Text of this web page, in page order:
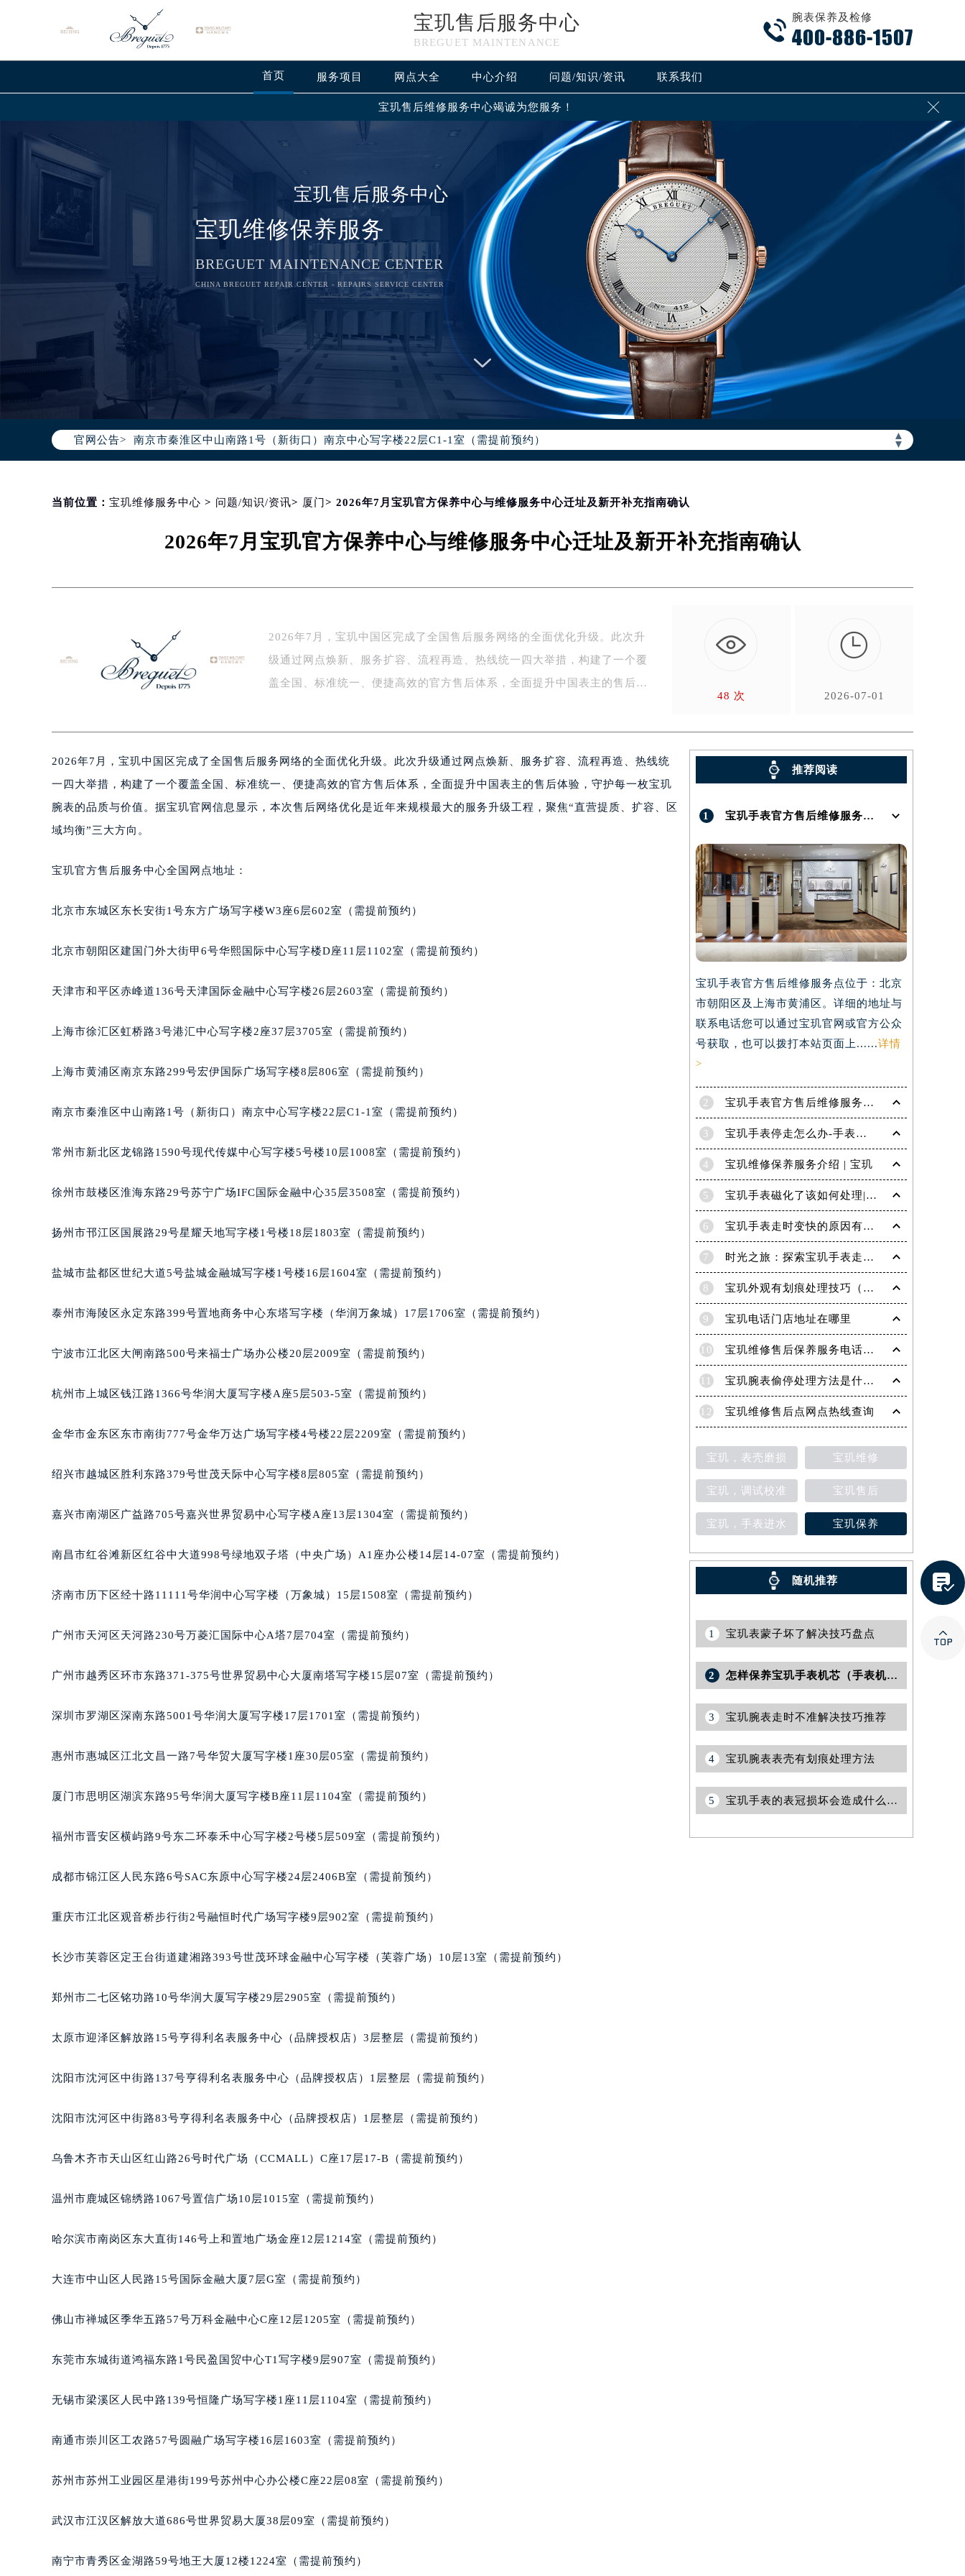
宝玑售后服务中心
BREGUET MAINTENANCE

腕表保养及检修
400-886-1507
首页 服务项目 网点大全 中心介绍 问题/知识/资讯 联系我们
宝玑售后维修服务中心竭诚为您服务！ 
宝玑售后服务中心
宝玑维修保养服务
BREGUET MAINTENANCE CENTER
CHINA BREGUET REPAIR CENTER - REPAIRS SERVICE CENTER
官网公告> ▲
▼
2026年8月宝玑中国区售后服务网络优化升级公告
2026年8月宝玑全国官方售后客户服务热线：400-886-1507
宝玑官方全国统一服务热线400-886-1507，服务覆盖中国大陆、香港、澳门、台湾全部区域（非大陆需加拨“+86”）
2026年8月宝玑售后服务中心最新网点地址：
北京市朝阳区建国门外大街甲6号华熙国际中心写字楼D座11层1102室（北京总部）（需提前预约）
北京市东城区东长安街1号东方广场写字楼W3座6层602室（需提前预约）
天津市和平区赤峰道136号天津国际金融中心写字楼26层2603室（需提前预约）
上海市徐汇区虹桥路3号港汇中心写字楼2座37层3705室（需提前预约）
上海市黄浦区南京东路299号宏伊国际广场写字楼8层806室（需提前预约）
南京市秦淮区中山南路1号（新街口）南京中心写字楼22层C1-1室（需提前预约）
常州市新北区龙锦路1590号现代传媒中心写字楼5号楼10层1008室（需提前预约）
扬州市邗江区国展路29号星耀天地写字楼1号楼18层1803室（需提前预约）
泰州市海陵区永定东路399号置地商务中心东塔写字楼（华润万象城）17层1706室（需提前预约）
嘉兴市南湖区广益路705号嘉兴世界贸易中心写字楼A座13层1304室（需提前预约）
南昌市红谷滩新区红谷中大道998号绿地双子塔（中央广场）A1座办公楼14层07室（需提前预约）
济南市历下区经十路11111号华润中心写字楼（万象城）15层1508室（需提前预约）
惠州市惠城区江北文昌一路7号华贸大厦写字楼1座30层05室（需提前预约）
厦门市思明区湖滨东路95号华润大厦写字楼B座11层1104室（需提前预约）
福州市鼓楼区五四路128-1号恒力城写字楼15层03室（需提前预约）
长沙市芙蓉区定王台街道建湘路393号世茂环球金融中心写字楼（芙蓉广场）10层13室（需提前预约）
太原市迎泽区解放路15号亨得利名表服务中心（品牌授权店）3层整层（需提前预约）
沈阳市沈河区中街路83号亨得利名表服务中心（品牌授权店）1层整层（需提前预约）
温州市鹿城区锦绣路1067号置信广场10层1015室（需提前预约）
大连市中山区人民路15号国际金融大厦7层G室（需提前预约）
东莞市东城街道鸿福东路1号民盈国贸中心T1写字楼9层907室（需提前预约）
南通市崇川区工农路57号圆融广场写字楼16层1603室（需提前预约）
武汉市江汉区解放大道686号世界贸易大厦38层09室（需提前预约）
合肥市蜀山区潜山路111号万象城华润大厦B座12楼03室（需提前预约）
青岛市南区山东路6号华润大厦B座22层04室（需提前预约）
长春市朝阳区西安大路727号中银大厦A座(旺进大厦)18层09室（需提前预约）
昆明市盘龙区北京路928号同德昆明广场写字楼10层06室（需提前预约）
西安市碑林区南关正街88号华侨城长安国际中心E座6楼10室（需提前预约）
唐山市路南区新华东道100号万达广场写字楼A座10层1002室（需提前预约）
内蒙古自治区呼和浩特市玉泉区大学西街70号华润万象城写字楼（鄂尔多斯大厦）23层2326室（需提前预约）
重庆市解放碑渝中区民权路28号英利国际金融中心写字楼20层01室（需提前预约）
黑龙江省鹤岗市向阳区红军路宝玑售后服务中心（需提前预约）
黑龙江省鸡西市鸡冠区红军路宝玑售后服务中心（需提前预约）
黑龙江省牡丹江市东安区太平路宝玑售后服务中心（需提前预约）
黑龙江省齐齐哈尔市龙沙区龙华路宝玑售后服务中心（需提前预约）
黑龙江省绥化市北林区新华街与康庄路交叉口宝玑售后服务中心（需提前预约）
吉林省白城市洮北区明仁南街宝玑售后服务中心（需提前预约）
吉林省吉林市船营区河南街宝玑售后服务中心（需提前预约）
吉林省梅河口市新华街道梅河大街宝玑售后服务中心（需提前预约）
吉林省松原市宁江区五环大街宝玑售后服务中心（需提前预约）
吉林省延边市延吉市解放路宝玑售后服务中心（需提前预约）
辽宁省本溪市平山区胜利路宝玑售后服务中心（需提前预约）
辽宁省丹东市振兴区七经街宝玑售后服务中心（需提前预约）
辽宁省阜新市海州区解放大街宝玑售后服务中心（需提前预约）
辽宁省锦州市古塔区中央大街宝玑售后服务中心（需提前预约）
辽宁省盘锦市兴隆台区石油大街宝玑售后服务中心（需提前预约）
辽宁省营口市站前区市府路与渤海大街交叉口宝玑售后服务中心（需提前预约）
辽宁省沈阳市沈河区中街路83号亨得利名表维修授权店1楼宝玑售后服务中心（需提前预约）
北京市东城区东长安街1号王府井东方广场W3座6层602室宝玑售后服务中心（需提前预约）
内蒙古自治区阿拉善盟市左旗土尔扈特大街宝玑售后服务中心（需提前预约）
内蒙古自治区包头市青山区幸福路甲3号王府井百货名表维修宝玑售后服务中心（需提前预约）
内蒙古自治区鄂尔多斯市东胜区伊金霍洛街宝玑售后服务中心（需提前预约）
内蒙古自治区通辽市科尔沁区明仁大街宝玑售后服务中心（需提前预约）
内蒙古自治区乌兰察布市集宁区恩和大街宝玑售后服务中心（需提前预约）
内蒙古自治区兴安盟市乌兰浩特市兴安大街宝玑售后服务中心（需提前预约）
山西省晋城市城区黄华街宝玑售后服务中心（需提前预约）
山西省临汾市尧都区解放路宝玑售后服务中心（需提前预约）
山西省朔州市朔城区怡西路与鄯阳西街交汇处宝玑售后服务中心（需提前预约）
当前位置： 宝玑维修服务中心 > 问题/知识/资讯> 厦门 > 2026年7月宝玑官方保养中心与维修服务中心迁址及新开补充指南确认
2026年7月宝玑官方保养中心与维修服务中心迁址及新开补充指南确认
2026年7月，宝玑中国区完成了全国售后服务网络的全面优化升级。此次升
级通过网点焕新、服务扩容、流程再造、热线统一四大举措，构建了一个覆
盖全国、标准统一、便捷高效的官方售后体系，全面提升中国表主的售后体
48 次

2026-07-01
2026年7月，宝玑中国区完成了全国售后服务网络的全面优化升级。此次升级通过网点焕新、服务扩容、流程再造、热线统
一四大举措，构建了一个覆盖全国、标准统一、便捷高效的官方售后体系，全面提升中国表主的售后体验，守护每一枚宝玑
腕表的品质与价值。据宝玑官网信息显示，本次售后网络优化是近年来规模最大的服务升级工程，聚焦“直营提质、扩容、区
域均衡”三大方向。
宝玑官方售后服务中心全国网点地址：
北京市东城区东长安街1号东方广场写字楼W3座6层602室（需提前预约）
北京市朝阳区建国门外大街甲6号华熙国际中心写字楼D座11层1102室（需提前预约）
天津市和平区赤峰道136号天津国际金融中心写字楼26层2603室（需提前预约）
上海市徐汇区虹桥路3号港汇中心写字楼2座37层3705室（需提前预约）
上海市黄浦区南京东路299号宏伊国际广场写字楼8层806室（需提前预约）
南京市秦淮区中山南路1号（新街口）南京中心写字楼22层C1-1室（需提前预约）
常州市新北区龙锦路1590号现代传媒中心写字楼5号楼10层1008室（需提前预约）
徐州市鼓楼区淮海东路29号苏宁广场IFC国际金融中心35层3508室（需提前预约）
扬州市邗江区国展路29号星耀天地写字楼1号楼18层1803室（需提前预约）
盐城市盐都区世纪大道5号盐城金融城写字楼1号楼16层1604室（需提前预约）
泰州市海陵区永定东路399号置地商务中心东塔写字楼（华润万象城）17层1706室（需提前预约）
宁波市江北区大闸南路500号来福士广场办公楼20层2009室（需提前预约）
杭州市上城区钱江路1366号华润大厦写字楼A座5层503-5室（需提前预约）
金华市金东区东市南街777号金华万达广场写字楼4号楼22层2209室（需提前预约）
绍兴市越城区胜利东路379号世茂天际中心写字楼8层805室（需提前预约）
嘉兴市南湖区广益路705号嘉兴世界贸易中心写字楼A座13层1304室（需提前预约）
南昌市红谷滩新区红谷中大道998号绿地双子塔（中央广场）A1座办公楼14层14-07室（需提前预约）
济南市历下区经十路11111号华润中心写字楼（万象城）15层1508室（需提前预约）
广州市天河区天河路230号万菱汇国际中心A塔7层704室（需提前预约）
广州市越秀区环市东路371-375号世界贸易中心大厦南塔写字楼15层07室（需提前预约）
深圳市罗湖区深南东路5001号华润大厦写字楼17层1701室（需提前预约）
惠州市惠城区江北文昌一路7号华贸大厦写字楼1座30层05室（需提前预约）
厦门市思明区湖滨东路95号华润大厦写字楼B座11层1104室（需提前预约）
福州市晋安区横屿路9号东二环泰禾中心写字楼2号楼5层509室（需提前预约）
成都市锦江区人民东路6号SAC东原中心写字楼24层2406B室（需提前预约）
重庆市江北区观音桥步行街2号融恒时代广场写字楼9层902室（需提前预约）
长沙市芙蓉区定王台街道建湘路393号世茂环球金融中心写字楼（芙蓉广场）10层13室（需提前预约）
郑州市二七区铭功路10号华润大厦写字楼29层2905室（需提前预约）
太原市迎泽区解放路15号亨得利名表服务中心（品牌授权店）3层整层（需提前预约）
沈阳市沈河区中街路137号亨得利名表服务中心（品牌授权店）1层整层（需提前预约）
沈阳市沈河区中街路83号亨得利名表服务中心（品牌授权店）1层整层（需提前预约）
乌鲁木齐市天山区红山路26号时代广场（CCMALL）C座17层17-B（需提前预约）
温州市鹿城区锦绣路1067号置信广场10层1015室（需提前预约）
哈尔滨市南岗区东大直街146号上和置地广场金座12层1214室（需提前预约）
大连市中山区人民路15号国际金融大厦7层G室（需提前预约）
佛山市禅城区季华五路57号万科金融中心C座12层1205室（需提前预约）
东莞市东城街道鸿福东路1号民盈国贸中心T1写字楼9层907室（需提前预约）
无锡市梁溪区人民中路139号恒隆广场写字楼1座11层1104室（需提前预约）
南通市崇川区工农路57号圆融广场写字楼16层1603室（需提前预约）
苏州市苏州工业园区星港街199号苏州中心办公楼C座22层08室（需提前预约）
武汉市江汉区解放大道686号世界贸易大厦38层09室（需提前预约）
南宁市青秀区金湖路59号地王大厦12楼1224室（需提前预约）
推荐阅读
1 宝玑手表官方售后维修服务点地址在哪呢？
宝玑手表官方售后维修服务点位于：北京
市朝阳区及上海市黄浦区。详细的地址与
联系电话您可以通过宝玑官网或官方公众
号获取，也可以拨打本站页面上......详情
>
2 宝玑手表官方售后维修服务点电话是多少？
3 宝玑手表停走怎么办-手表停走的解决方法
4 宝玑维修保养服务介绍 | 宝玑
5 宝玑手表磁化了该如何处理|宝玑技师为您讲解
6 宝玑手表走时变快的原因有哪些？
7 时光之旅：探索宝玑手表走时的秘密
8 宝玑外观有划痕处理技巧（轻松修复爱表的实用方法）
9 宝玑电话门店地址在哪里
10 宝玑维修售后保养服务电话是多少
11 宝玑腕表偷停处理方法是什么（专业维修指南与常见故障排查）
12 宝玑维修售后点网点热线查询
宝玑，表壳磨损 宝玑维修
宝玑，调试校准 宝玑售后
宝玑，手表进水 宝玑保养
随机推荐
1 宝玑表蒙子坏了解决技巧盘点
2 怎样保养宝玑手表机芯（手表机芯保养）
3 宝玑腕表走时不准解决技巧推荐
4 宝玑腕表表壳有划痕处理方法
5 宝玑手表的表冠损坏会造成什么影响?(表冠损坏的影响)

